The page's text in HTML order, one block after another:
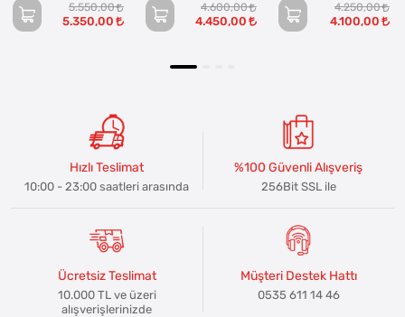
5.550,00
5.350,00
4.600,00
4.450,00
4.250,00
4.100,00
Hızlı Teslimat
10:00 - 23:00 saatleri arasında
%100 Güvenli Alışveriş
256Bit SSL ile
Ücretsiz Teslimat
10.000 TL ve üzeri
alışverişlerinizde
Müşteri Destek Hattı
0535 611 14 46